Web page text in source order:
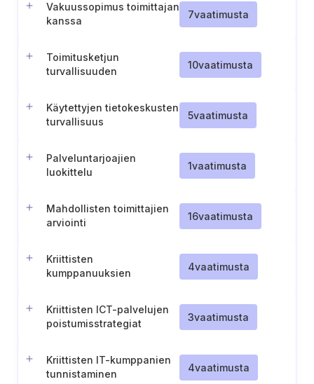
Vakuussopimus toimittajan
kanssa
7vaatimusta
Toimitusketjun
turvallisuuden
10vaatimusta
Käytettyjen tietokeskusten
turvallisuus
5vaatimusta
Palveluntarjoajien
luokittelu
1vaatimusta
Mahdollisten toimittajien
arviointi
16vaatimusta
Kriittisten
kumppanuuksien
4vaatimusta
Kriittisten ICT-palvelujen
poistumisstrategiat
3vaatimusta
Kriittisten IT-kumppanien
tunnistaminen
4vaatimusta